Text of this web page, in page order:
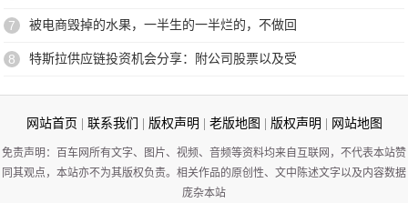
7 被电商毁掉的水果，一半生的一半烂的，不做回
8 特斯拉供应链投资机会分享：附公司股票以及受
网站首页 | 联系我们 | 版权声明 | 老版地图 | 版权声明 | 网站地图
免责声明：百车网所有文字、图片、视频、音频等资料均来自互联网，不代表本站赞
同其观点，本站亦不为其版权负责。相关作品的原创性、文中陈述文字以及内容数据
庞杂本站